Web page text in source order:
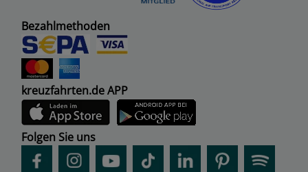
Bezahlmethoden
kreuzfahrten.de APP
Folgen Sie uns